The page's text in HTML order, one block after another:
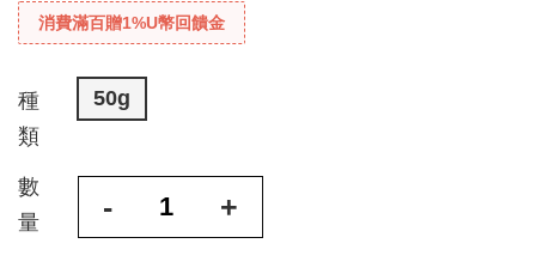
消費滿百贈1%U幣回饋金
種
類
50g
數
量
- +